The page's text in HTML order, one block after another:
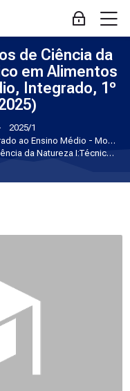
Acessar
de Ciência da
em Alimentos
Integrado, 1º
2025/1
[MO.TEC] Técnico em Alimentos Integrado ao Ensino Médio - Morrinhos
SUAP020673 - [MO.FG1] Tópicos de Ciência da Natureza I:Técnico em Alimentos Integrado ao Ensino Médio, Integrado, 1º Período, Turno Integral (2025)